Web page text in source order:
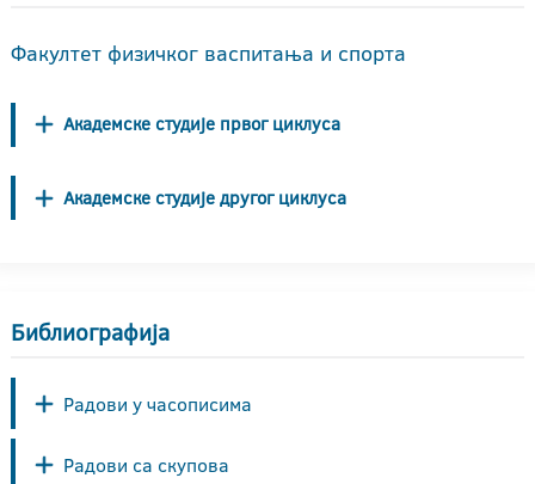
Факултет физичког васпитања и спорта
Академске студије првог циклуса
Академске студије другог циклуса
Библиографија
Радови у часописима
Радови са скупова